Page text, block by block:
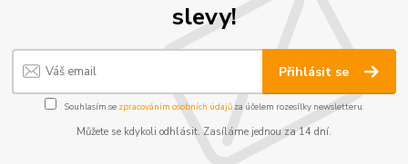
slevy!
Přihlásit se
Souhlasím se zpracováním osobních údajůza účelem rozesílky newsletteru.
Můžete se kdykoli odhlásit. Zasíláme jednou za 14 dní.